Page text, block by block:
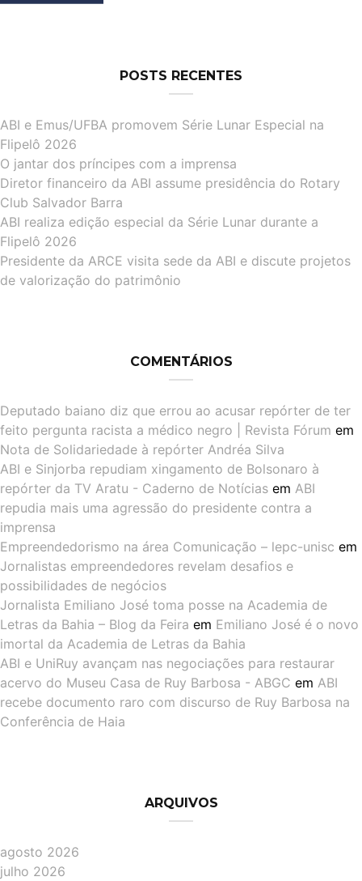
POSTS RECENTES
ABI e Emus/UFBA promovem Série Lunar Especial na
Flipelô 2026
O jantar dos príncipes com a imprensa
Diretor financeiro da ABI assume presidência do Rotary
Club Salvador Barra
ABI realiza edição especial da Série Lunar durante a
Flipelô 2026
Presidente da ARCE visita sede da ABI e discute projetos
de valorização do patrimônio
COMENTÁRIOS
Deputado baiano diz que errou ao acusar repórter de ter
feito pergunta racista a médico negro | Revista Fórum em
Nota de Solidariedade à repórter Andréa Silva
ABI e Sinjorba repudiam xingamento de Bolsonaro à
repórter da TV Aratu - Caderno de Notícias em ABI
repudia mais uma agressão do presidente contra a
imprensa
Empreendedorismo na área Comunicação – lepc-unisc em
Jornalistas empreendedores revelam desafios e
possibilidades de negócios
Jornalista Emiliano José toma posse na Academia de
Letras da Bahia – Blog da Feira em Emiliano José é o novo
imortal da Academia de Letras da Bahia
ABI e UniRuy avançam nas negociações para restaurar
acervo do Museu Casa de Ruy Barbosa - ABGC em ABI
recebe documento raro com discurso de Ruy Barbosa na
Conferência de Haia
ARQUIVOS
agosto 2026
julho 2026